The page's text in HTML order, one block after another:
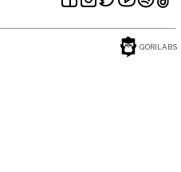
GORILABS